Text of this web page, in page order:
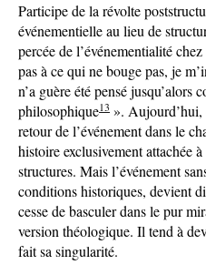
Participe de la révolte
événementielle au lieu de
percée de l’événementialité
pas à ce qui ne bouge pas, je
n’a guère été pensé jusqu’alors
philosophique13 ». Aujourd’hui,
retour de l’événement dans le
histoire exclusivement attachée
structures. Mais l’événement
conditions historiques, devient
cesse de basculer dans le pur
version théologique. Il tend à
fait sa singularité.